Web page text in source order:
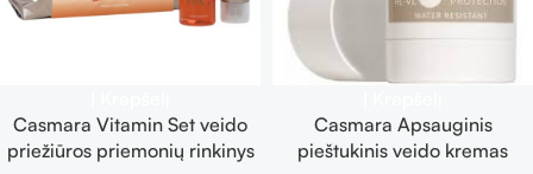
Casmara Vitamin Set veido
priežiūros priemonių rinkinys
Casmara Apsauginis
pieštukinis veido kremas